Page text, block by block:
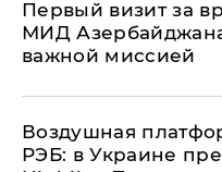
Первый визит за
МИД
важной миссией
Воздушная
РЭБ: в Украине